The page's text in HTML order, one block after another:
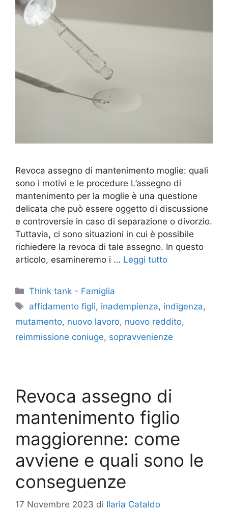
Revoca assegno di mantenimento moglie: quali
sono i motivi e le procedure L’assegno di
mantenimento per la moglie è una questione
delicata che può essere oggetto di discussione
e controversie in caso di separazione o divorzio.
Tuttavia, ci sono situazioni in cui è possibile
richiedere la revoca di tale assegno. In questo
articolo, esamineremo i … Leggi tutto
Categorie
Think tank - Famiglia
Tag
affidamento figli, inadempienza, indigenza,
mutamento, nuovo lavoro, nuovo reddito,
reimmissione coniuge, sopravvenienze
Revoca assegno di
mantenimento figlio
maggiorenne: come
avviene e quali sono le
conseguenze
17 Novembre 2023 di Ilaria Cataldo